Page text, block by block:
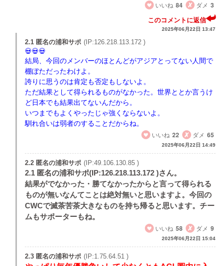
いいね 84 ダメ 3
このコメントに返信
2025年06月22日 13:47
2.1 匿名の浦和サポ (IP:126.218.113.172 )
結局、今回のメンバーのほとんどがアジアとってない人間で
棚ぼただったわけよ。
誇りに思うのは肯定も否定もしないよ。
ただ結果として得られるものがなかった。世界ととか言うけ
ど日本でも結果出てないんだから。
いつまでもよくやったじゃ強くならないよ。
馴れ合いは弱者のすることだからね。
いいね 22 ダメ 65
2025年06月22日 14:49
2.2 匿名の浦和サポ (IP:49.106.130.85 )
2.1 匿名の浦和サポ(IP:126.218.113.172 )さん。
結果がでなかった・勝てなかったからと言って得られる
ものが無いなんてことは絶対無いと思いますよ。今回の
CWCで滅茶苦茶大きなものを持ち帰ると思います。チー
ムもサポーターもね。
いいね 58 ダメ 9
2025年06月22日 15:04
2.3 匿名の浦和サポ (IP:1.75.64.51 )